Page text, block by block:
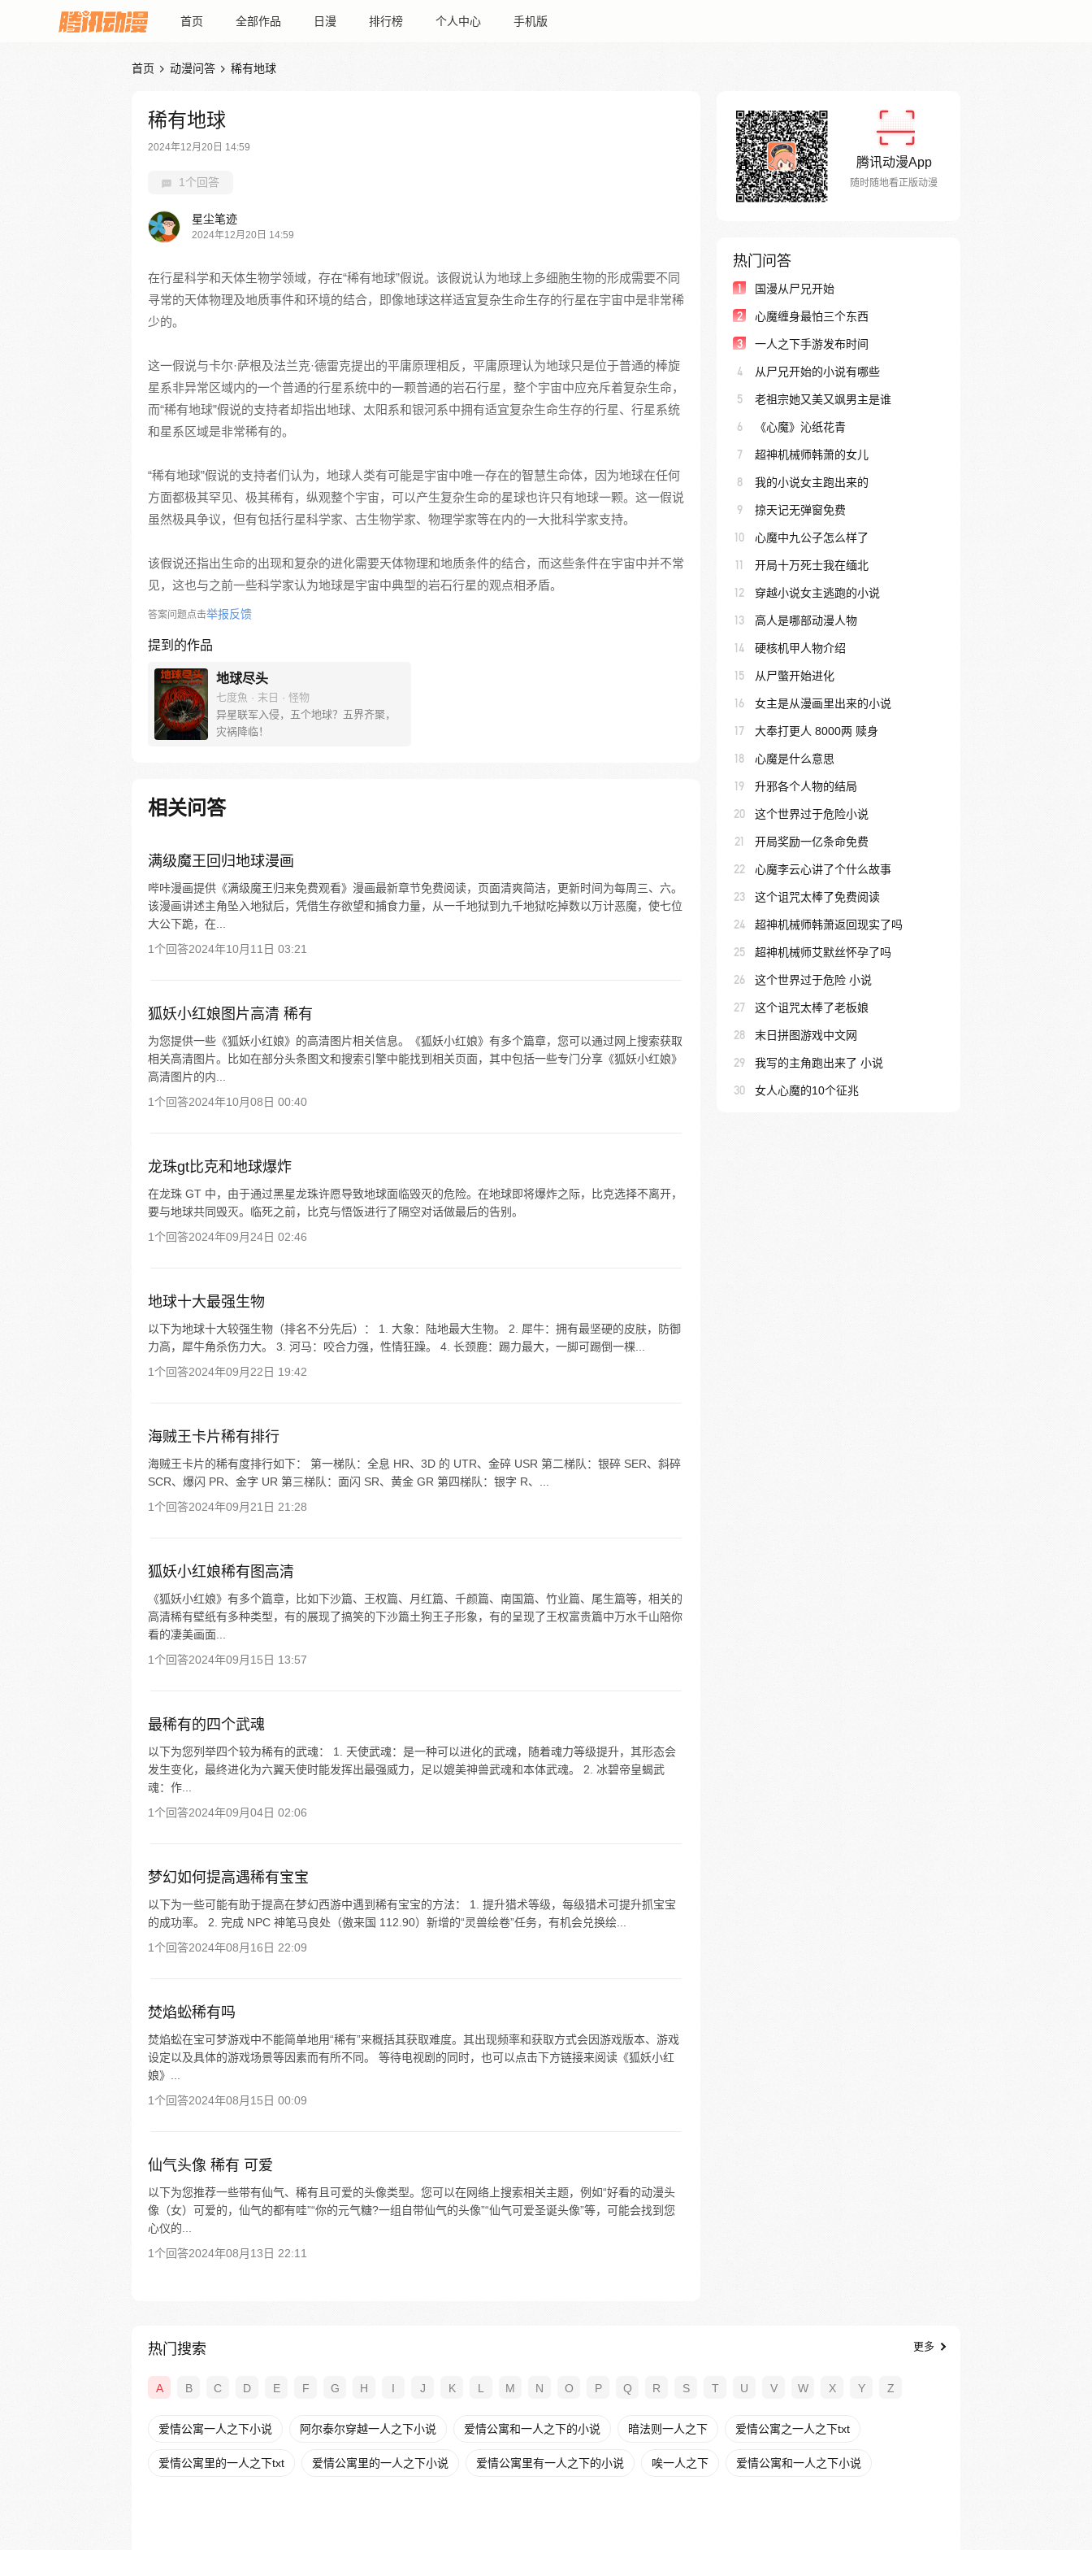
首页 全部作品 日漫 排行榜 个人中心 手机版
首页  动漫问答  稀有地球
稀有地球
2024年12月20日 14:59
1个回答
星尘笔迹
2024年12月20日 14:59
在行星科学和天体生物学领域，存在“稀有地球”假说。该假说认为地球上多细胞生物的形成需要不同
寻常的天体物理及地质事件和环境的结合，即像地球这样适宜复杂生命生存的行星在宇宙中是非常稀
少的。
这一假说与卡尔·萨根及法兰克·德雷克提出的平庸原理相反，平庸原理认为地球只是位于普通的棒旋
星系非异常区域内的一个普通的行星系统中的一颗普通的岩石行星，整个宇宙中应充斥着复杂生命，
而“稀有地球”假说的支持者却指出地球、太阳系和银河系中拥有适宜复杂生命生存的行星、行星系统
和星系区域是非常稀有的。
“稀有地球”假说的支持者们认为，地球人类有可能是宇宙中唯一存在的智慧生命体，因为地球在任何
方面都极其罕见、极其稀有，纵观整个宇宙，可以产生复杂生命的星球也许只有地球一颗。这一假说
虽然极具争议，但有包括行星科学家、古生物学家、物理学家等在内的一大批科学家支持。
该假说还指出生命的出现和复杂的进化需要天体物理和地质条件的结合，而这些条件在宇宙中并不常
见，这也与之前一些科学家认为地球是宇宙中典型的岩石行星的观点相矛盾。
答案问题点击举报反馈
提到的作品
地球尽头
七度魚 · 末日 · 怪物
异星联军入侵，五个地球？五界齐聚，
灾祸降临！
相关问答
满级魔王回归地球漫画
哔咔漫画提供《满级魔王归来免费观看》漫画最新章节免费阅读，页面清爽简洁，更新时间为每周三、六。
该漫画讲述主角坠入地狱后，凭借生存欲望和捕食力量，从一千地狱到九千地狱吃掉数以万计恶魔，使七位
大公下跪，在...
1个回答2024年10月11日 03:21
狐妖小红娘图片高清 稀有
为您提供一些《狐妖小红娘》的高清图片相关信息。《狐妖小红娘》有多个篇章，您可以通过网上搜索获取
相关高清图片。比如在部分头条图文和搜索引擎中能找到相关页面，其中包括一些专门分享《狐妖小红娘》
高清图片的内...
1个回答2024年10月08日 00:40
龙珠gt比克和地球爆炸
在龙珠 GT 中，由于通过黑星龙珠许愿导致地球面临毁灭的危险。在地球即将爆炸之际，比克选择不离开，
要与地球共同毁灭。临死之前，比克与悟饭进行了隔空对话做最后的告别。
1个回答2024年09月24日 02:46
地球十大最强生物
以下为地球十大较强生物（排名不分先后）： 1. 大象：陆地最大生物。 2. 犀牛：拥有最坚硬的皮肤，防御
力高，犀牛角杀伤力大。 3. 河马：咬合力强，性情狂躁。 4. 长颈鹿：踢力最大，一脚可踢倒一棵...
1个回答2024年09月22日 19:42
海贼王卡片稀有排行
海贼王卡片的稀有度排行如下： 第一梯队：全息 HR、3D 的 UTR、金碎 USR 第二梯队：银碎 SER、斜碎
SCR、爆闪 PR、金字 UR 第三梯队：面闪 SR、黄金 GR 第四梯队：银字 R、...
1个回答2024年09月21日 21:28
狐妖小红娘稀有图高清
《狐妖小红娘》有多个篇章，比如下沙篇、王权篇、月红篇、千颜篇、南国篇、竹业篇、尾生篇等，相关的
高清稀有壁纸有多种类型，有的展现了搞笑的下沙篇土狗王子形象，有的呈现了王权富贵篇中万水千山陪你
看的凄美画面...
1个回答2024年09月15日 13:57
最稀有的四个武魂
以下为您列举四个较为稀有的武魂： 1. 天使武魂：是一种可以进化的武魂，随着魂力等级提升，其形态会
发生变化，最终进化为六翼天使时能发挥出最强威力，足以媲美神兽武魂和本体武魂。 2. 冰碧帝皇蝎武
魂：作...
1个回答2024年09月04日 02:06
梦幻如何提高遇稀有宝宝
以下为一些可能有助于提高在梦幻西游中遇到稀有宝宝的方法： 1. 提升猎术等级，每级猎术可提升抓宝宝
的成功率。 2. 完成 NPC 神笔马良处（傲来国 112.90）新增的“灵兽绘卷”任务，有机会兑换绘...
1个回答2024年08月16日 22:09
焚焰蚣稀有吗
焚焰蚣在宝可梦游戏中不能简单地用“稀有”来概括其获取难度。其出现频率和获取方式会因游戏版本、游戏
设定以及具体的游戏场景等因素而有所不同。 等待电视剧的同时，也可以点击下方链接来阅读《狐妖小红
娘》...
1个回答2024年08月15日 00:09
仙气头像 稀有 可爱
以下为您推荐一些带有仙气、稀有且可爱的头像类型。您可以在网络上搜索相关主题，例如“好看的动漫头
像（女）可爱的，仙气的都有哇”“你的元气糖?一组自带仙气的头像”“仙气可爱圣诞头像”等，可能会找到您
心仪的...
1个回答2024年08月13日 22:11
腾讯动漫App
随时随地看正版动漫
热门问答
1 国漫从尸兄开始
2 心魔缠身最怕三个东西
3 一人之下手游发布时间
4 从尸兄开始的小说有哪些
5 老祖宗她又美又飒男主是谁
6 《心魔》沁纸花青
7 超神机械师韩萧的女儿
8 我的小说女主跑出来的
9 掠天记无弹窗免费
10 心魔中九公子怎么样了
11 开局十万死士我在缅北
12 穿越小说女主逃跑的小说
13 高人是哪部动漫人物
14 硬核机甲人物介绍
15 从尸蟞开始进化
16 女主是从漫画里出来的小说
17 大奉打更人 8000两 赎身
18 心魔是什么意思
19 升邪各个人物的结局
20 这个世界过于危险小说
21 开局奖励一亿条命免费
22 心魔李云心讲了个什么故事
23 这个诅咒太棒了免费阅读
24 超神机械师韩萧返回现实了吗
25 超神机械师艾默丝怀孕了吗
26 这个世界过于危险 小说
27 这个诅咒太棒了老板娘
28 末日拼图游戏中文网
29 我写的主角跑出来了 小说
30 女人心魔的10个征兆
热门搜索 更多
A B C D E F G H I J K L M N O P Q R S T U V W X Y Z
爱情公寓一人之下小说 阿尔泰尔穿越一人之下小说 爱情公寓和一人之下的小说 暗法则一人之下 爱情公寓之一人之下txt
爱情公寓里的一人之下txt 爱情公寓里的一人之下小说 爱情公寓里有一人之下的小说 唉一人之下 爱情公寓和一人之下小说